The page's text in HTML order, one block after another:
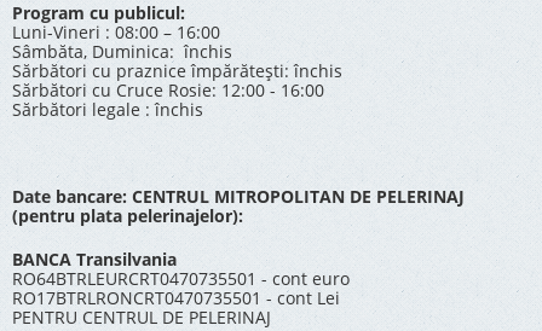
Program cu publicul:
Luni-Vineri : 08:00 – 16:00
Sâmbăta, Duminica: închis
Sărbători cu praznice împărătești: închis
Sărbători cu Cruce Rosie: 12:00 - 16:00
Sărbători legale : închis
Date bancare: CENTRUL MITROPOLITAN DE PELERINAJ
(pentru plata pelerinajelor):
BANCA Transilvania
RO64BTRLEURCRT0470735501 - cont euro
RO17BTRLRONCRT0470735501 - cont Lei
PENTRU CENTRUL DE PELERINAJ